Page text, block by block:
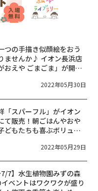
つの手描き似顔絵をおう
ませんか♪ イオン長浜店
おえや ごまごま」が開
ゼントにも♪【6月4日・
日】
2022年05月30日
「スパーフル」がイオン
て販売！朝ごはんやおや
どもたちも喜ぶボリュー
ワッフル☆【6月12日・
2022年05月29日
7/7】水生植物園みずの森
ベントはワクワクが盛り